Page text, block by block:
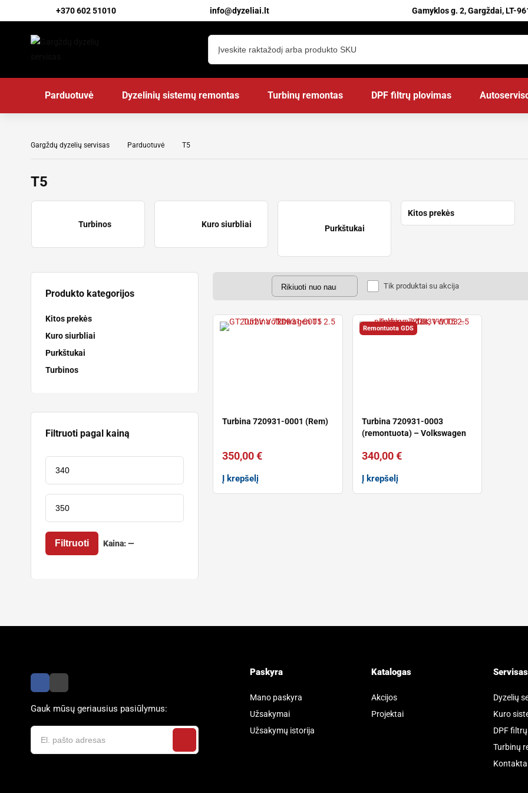
+370 602 51010 info@dyzeliai.lt Gamyklos g. 2, Gargždai, LT-
Parduotuvė Dyzelinių sistemų remontas Turbinų remontas DPF filtrų plovimas
Gargždų dyzelių servisas Parduotuvė T5
T5
Turbinos Kuro siurbliai Purkštukai
Kitos prekės
Produkto kategorijos
Kitos prekės
Kuro siurbliai
Purkštukai
Turbinos
Filtruoti pagal kainą
Filtruoti Kaina:—
Tik produktai su akcija
Turbina 720931-0001 (Rem)
350,00€
Į krepšelį
Remontuota GDS
Turbina 720931-0003
(remontuota) – Volkswagen
340,00€
Į krepšelį
Gauk mūsų geriausius pasiūlymus:
Paskyra
Mano paskyra
Užsakymai
Užsakymų istorija
Katalogas
Akcijos
Projektai
Servisas
Dyzelių
Kuro
DPF
Turbinų